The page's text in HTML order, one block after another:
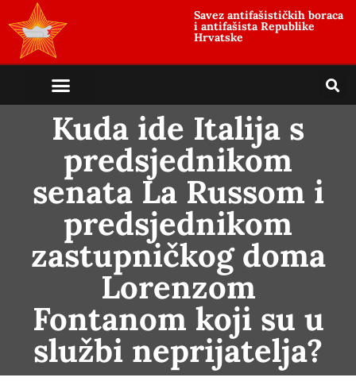
Savez antifašističkih boraca
i antifašista Republike
Hrvatske
Kuda ide Italija s
predsjednikom
senata La Russom i
predsjednikom
zastupničkog doma
Lorenzom
Fontanom koji su u
službi neprijatelja?